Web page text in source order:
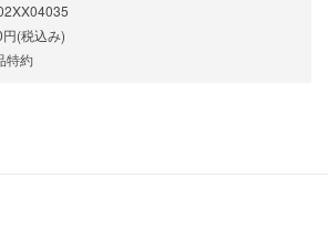
(税込み)
特約